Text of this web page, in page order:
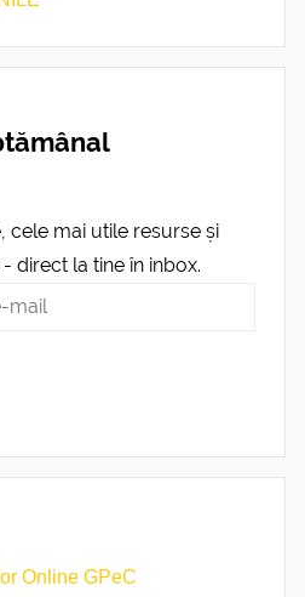
mai utile resurse și
direct la tine în inbox.
Online GPeC